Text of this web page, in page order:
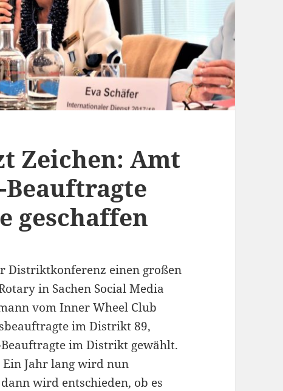
Zeichen: Amt
geschaffen
Distriktkonferenz einen großen
in Sachen Social Media
vom Inner Wheel Club
im Distrikt 89,
im Distrikt gewählt.
Ein Jahr lang wird nun
wird entschieden, ob es